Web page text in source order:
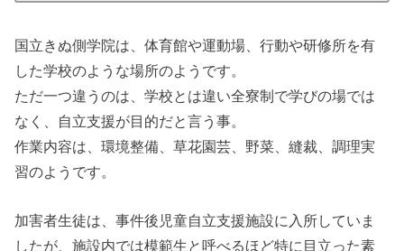
国立きぬ側学院は、体育館や運動場、行動や研修所を有
した学校のような場所のようです。
ただ一つ違うのは、学校とは違い全寮制で学びの場では
なく、自立支援が目的だと言う事。
作業内容は、環境整備、草花園芸、野菜、縫裁、調理実
習のようです。
加害者生徒は、事件後児童自立支援施設に入所していま
したが、施設内では模範生と呼べるほど特に目立った素